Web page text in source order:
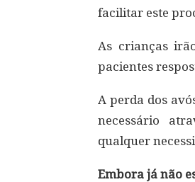
facilitar este
As crianças
pacientes
A perda dos
necessário
qualquer
Embora já não